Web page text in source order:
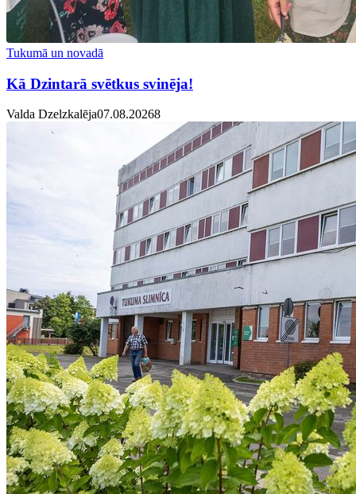
Tukumā un novadā
Kā Dzintarā svētkus svinēja!
Valda Dzelzkalēja07.08.20268